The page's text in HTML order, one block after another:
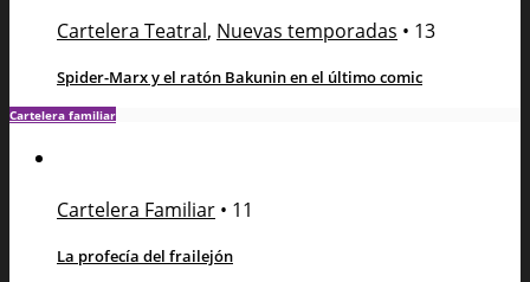
Cartelera Teatral, Nuevas temporadas • 13
Spider-Marx y el ratón Bakunin en el último comic
Cartelera familiar
Cartelera Familiar • 11
La profecía del frailejón